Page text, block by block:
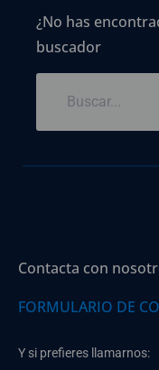
¿No has
buscador
Contacta con
FORMULARIO DE
Y si prefieres llamarnos: